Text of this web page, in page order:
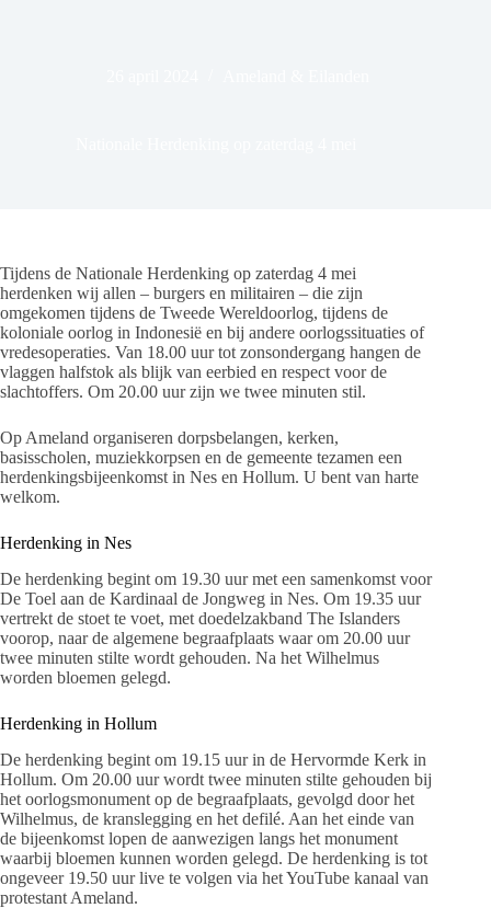
Tijdens de Nationale Herdenking op zaterdag 4 mei
herdenken wij allen – burgers en militairen – die zijn
omgekomen tijdens de Tweede Wereldoorlog, tijdens de
koloniale oorlog in Indonesië en bij andere oorlogssituaties of
vredesoperaties. Van 18.00 uur tot zonsondergang hangen de
vlaggen halfstok als blijk van eerbied en respect voor de
slachtoffers. Om 20.00 uur zijn we twee minuten stil.
Op Ameland organiseren dorpsbelangen, kerken,
basisscholen, muziekkorpsen en de gemeente tezamen een
herdenkingsbijeenkomst in Nes en Hollum. U bent van harte
welkom.
Herdenking in Nes
De herdenking begint om 19.30 uur met een samenkomst voor
De Toel aan de Kardinaal de Jongweg in Nes. Om 19.35 uur
vertrekt de stoet te voet, met doedelzakband The Islanders
voorop, naar de algemene begraafplaats waar om 20.00 uur
twee minuten stilte wordt gehouden. Na het Wilhelmus
worden bloemen gelegd.
Herdenking in Hollum
De herdenking begint om 19.15 uur in de Hervormde Kerk in
Hollum. Om 20.00 uur wordt twee minuten stilte gehouden bij
het oorlogsmonument op de begraafplaats, gevolgd door het
Wilhelmus, de kranslegging en het defilé. Aan het einde van
de bijeenkomst lopen de aanwezigen langs het monument
waarbij bloemen kunnen worden gelegd. De herdenking is tot
ongeveer 19.50 uur live te volgen via het YouTube kanaal van
protestant Ameland.